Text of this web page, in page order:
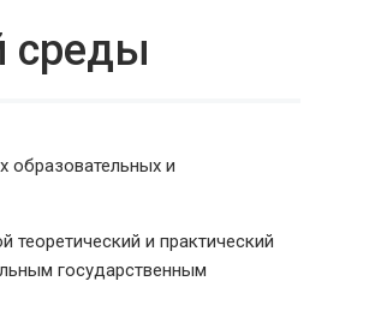
среды
образовательных и
и практический
государственным